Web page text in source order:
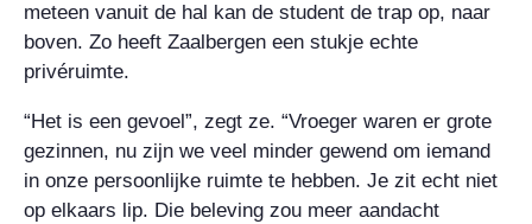
meteen vanuit de hal kan de student de trap op, naar
boven. Zo heeft Zaalbergen een stukje echte
privéruimte.
“Het is een gevoel”, zegt ze. “Vroeger waren er grote
gezinnen, nu zijn we veel minder gewend om iemand
in onze persoonlijke ruimte te hebben. Je zit echt niet
op elkaars lip. Die beleving zou meer aandacht